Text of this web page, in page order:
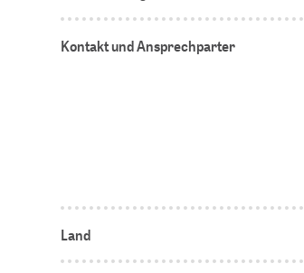
Kontakt und Ansprechparter
Land